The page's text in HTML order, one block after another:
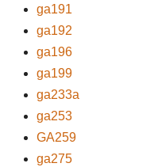
ga191
ga192
ga196
ga199
ga233a
ga253
GA259
ga275